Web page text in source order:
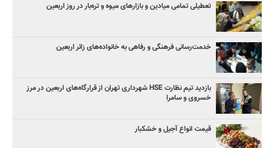
تعطیلی تمامی میادین و بازارهای میوه و تره‌بار در روز اربعین
خدمت‌رسانی فرهنگی و رفاهی به خانواده‌های زائر اربعین
بازدید تیم نظارت HSE شهرداری تهران از قرارگاه‌های اربعین در مرز
خسروی و سامرا
قیمت انواع آجیل و خشکبار